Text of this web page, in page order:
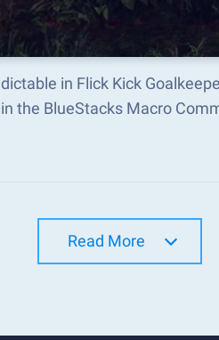
in Flick Kick
the BlueStacks Macro
Read More